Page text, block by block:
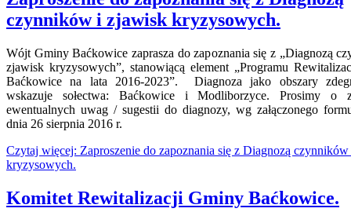
czynników i zjawisk kryzysowych.
Wójt Gminy Baćkowice zaprasza do zapoznania się z „Diagnozą
zjawisk kryzysowych”, stanowiącą element „Programu
Baćkowice na lata 2016-2023”. Diagnoza jako obszary
wskazuje sołectwa: Baćkowice i Modliborzyce. Prosimy o
ewentualnych uwag / sugestii do diagnozy, wg załączonego
dnia 26 sierpnia 2016 r.
Czytaj więcej: Zaproszenie do zapoznania się z Diagnozą
kryzysowych.
Komitet Rewitalizacji Gminy Baćkowice.